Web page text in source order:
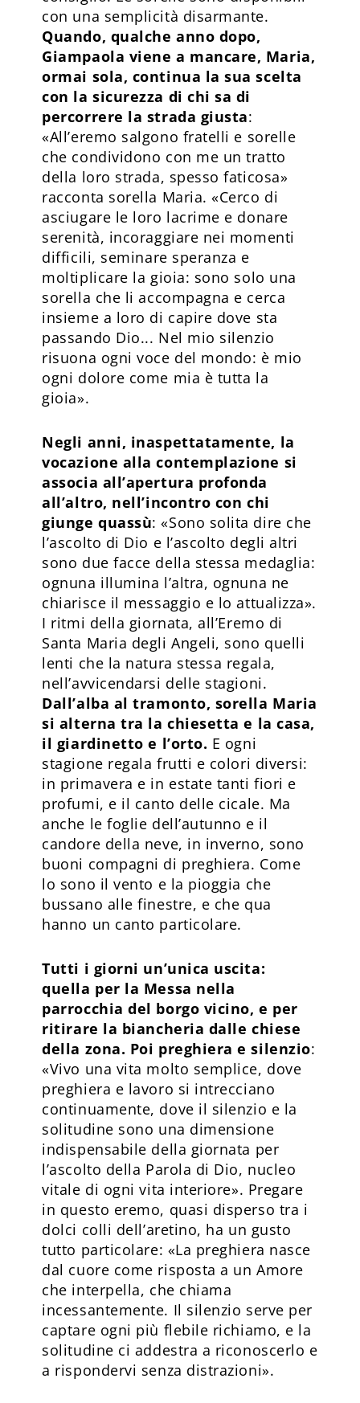
con una semplicità disarmante.
Quando, qualche anno dopo,
Giampaola viene a mancare, Maria,
ormai sola, continua la sua scelta
con la sicurezza di chi sa di
percorrere la strada giusta:
«All’eremo salgono fratelli e sorelle
che condividono con me un tratto
della loro strada, spesso faticosa»
racconta sorella Maria. «Cerco di
asciugare le loro lacrime e donare
serenità, incoraggiare nei momenti
difficili, seminare speranza e
moltiplicare la gioia: sono solo una
sorella che li accompagna e cerca
insieme a loro di capire dove sta
passando Dio... Nel mio silenzio
risuona ogni voce del mondo: è mio
ogni dolore come mia è tutta la
gioia».
Negli anni, inaspettatamente, la
vocazione alla contemplazione si
associa all’apertura profonda
all’altro, nell’incontro con chi
giunge quassù: «Sono solita dire che
l’ascolto di Dio e l’ascolto degli altri
sono due facce della stessa medaglia:
ognuna illumina l’altra, ognuna ne
chiarisce il messaggio e lo attualizza».
I ritmi della giornata, all’Eremo di
Santa Maria degli Angeli, sono quelli
lenti che la natura stessa regala,
nell’avvicendarsi delle stagioni.
Dall’alba al tramonto, sorella Maria
si alterna tra la chiesetta e la casa,
il giardinetto e l’orto. E ogni
stagione regala frutti e colori diversi:
in primavera e in estate tanti fiori e
profumi, e il canto delle cicale. Ma
anche le foglie dell’autunno e il
candore della neve, in inverno, sono
buoni compagni di preghiera. Come
lo sono il vento e la pioggia che
bussano alle finestre, e che qua
hanno un canto particolare.
Tutti i giorni un’unica uscita:
quella per la Messa nella
parrocchia del borgo vicino, e per
ritirare la biancheria dalle chiese
della zona. Poi preghiera e silenzio:
«Vivo una vita molto semplice, dove
preghiera e lavoro si intrecciano
continuamente, dove il silenzio e la
solitudine sono una dimensione
indispensabile della giornata per
l’ascolto della Parola di Dio, nucleo
vitale di ogni vita interiore». Pregare
in questo eremo, quasi disperso tra i
dolci colli dell’aretino, ha un gusto
tutto particolare: «La preghiera nasce
dal cuore come risposta a un Amore
che interpella, che chiama
incessantemente. Il silenzio serve per
captare ogni più flebile richiamo, e la
solitudine ci addestra a riconoscerlo e
a rispondervi senza distrazioni».